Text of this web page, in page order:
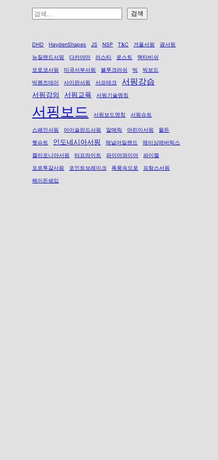
검
검색
DHD HaydenShapes JS NSP T&C 겨울서핑
괌서핑
뉴질랜드서핑
다카야마 러스티 로스트
맥타비쉬
모로코서핑
미국서부서핑 블루크러쉬 빅
빅보드
빅웬즈데이
사이판서핑 서프테크 서핑강습
서핑강의 서핑교육 서핑기술명칭
서핑보드 서핑보드명칭 서핑슈트
스페인서핑 아이슬란드서핑 알메릭 어린이서핑
왈든
웻슈트
인도네시아서핑 채널아일랜드
체이싱메버릭스
캘리포니아서핑
터프라이트 파이어와이어
파이젤
포르투갈서핑
포인트브레이크 폭풍속으로
프랑스서핑
헤이든쉐입